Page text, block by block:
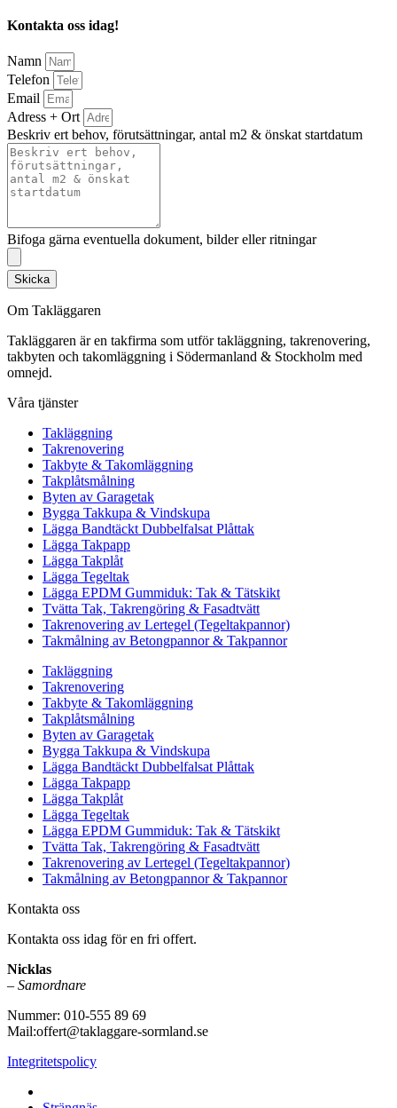
Kontakta oss idag!
Namn
Telefon
Email
Adress + Ort
Beskriv ert behov, förutsättningar, antal m2 & önskat startdatum
Bifoga gärna eventuella dokument, bilder eller ritningar
Skicka
Om Takläggaren
Takläggaren är en takfirma som utför takläggning, takrenovering,
takbyten och takomläggning i Södermanland & Stockholm med
omnejd.
Våra tjänster
Takläggning
Takrenovering
Takbyte & Takomläggning
Takplåtsmålning
Byten av Garagetak
Bygga Takkupa & Vindskupa
Lägga Bandtäckt Dubbelfalsat Plåttak
Lägga Takpapp
Lägga Takplåt
Lägga Tegeltak
Lägga EPDM Gummiduk: Tak & Tätskikt
Tvätta Tak, Takrengöring & Fasadtvätt
Takrenovering av Lertegel (Tegeltakpannor)
Takmålning av Betongpannor & Takpannor
Takläggning
Takrenovering
Takbyte & Takomläggning
Takplåtsmålning
Byten av Garagetak
Bygga Takkupa & Vindskupa
Lägga Bandtäckt Dubbelfalsat Plåttak
Lägga Takpapp
Lägga Takplåt
Lägga Tegeltak
Lägga EPDM Gummiduk: Tak & Tätskikt
Tvätta Tak, Takrengöring & Fasadtvätt
Takrenovering av Lertegel (Tegeltakpannor)
Takmålning av Betongpannor & Takpannor
Kontakta oss
Kontakta oss idag för en fri offert.
Nicklas
– Samordnare
Nummer: 010-555 89 69
Mail:offert@taklaggare-sormland.se
Integritetspolicy